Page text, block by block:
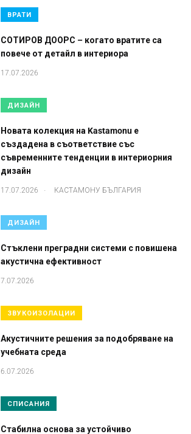
ВРАТИ
СОТИРОВ ДООРС – когато вратите са
повече от детайл в интериора
17.07.2026
ДИЗАЙН
Новата колекция на Kastamonu е
създадена в съответствие със
съвременните тенденции в интериорния
дизайн
17.07.2026 КАСТАМОНУ БЪЛГАРИЯ
ДИЗАЙН
Стъклени преградни системи с повишена
акустична ефективност
7.07.2026
ЗВУКОИЗОЛАЦИИ
Акустичните решения за подобряване на
учебната среда
6.07.2026
СПИСАНИЯ
Стабилна основа за устойчиво